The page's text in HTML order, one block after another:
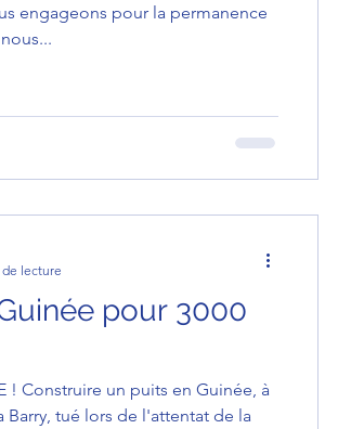
pour 3000
de lecture